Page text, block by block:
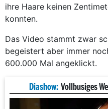
ihre Haare keinen
konnten.
Das Video stammt zwar
begeistert aber immer
600.000 Mal angeklickt.
Diashow: Vollbusiges